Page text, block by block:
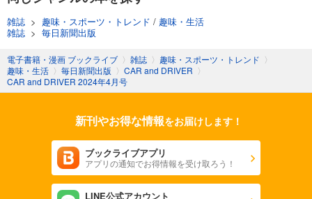
CAR and DRIVER 2024年7月号
980
CAR and DRIVER 2024年6月号
980円 (税込)
あらすじを表示する
雑誌 > 趣味・スポーツ・トレンド / 趣味・生活
雑誌 > 毎日新聞出版
電子書籍・漫画 ブックライブ 〉 雑誌 〉 趣味・スポーツ・トレンド 〉
趣味・生活 〉 毎日新聞出版 〉 CAR and DRIVER 〉
CAR and DRIVER 2024年4月号
新刊やお得な情報をお届けします！
ブックライブアプリ
アプリの通知でお得情報を受け取ろう！
LINE公式アカウント